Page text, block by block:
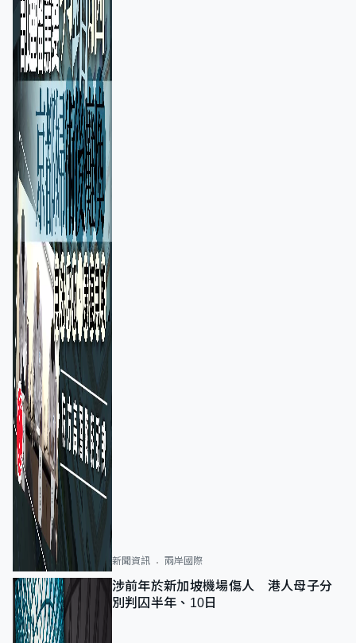
新聞資訊 兩岸國際
涉前年於新加坡機場傷人 港人母子分
別判囚半年、10日